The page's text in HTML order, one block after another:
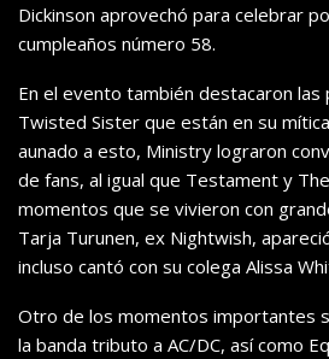
Dickinson aprovechó para celebrar
cumpleaños número 58.
En el evento también destacaron
Twisted Sister que están en su
aunado a esto, Ministry lograron
de fans, al igual que Testament y
momentos que se vivieron con
Tarja Turunen, ex Nightwish,
incluso cantó con su colega Alissa
Otro de los momentos importantes
la banda tributo a AC/DC, así como